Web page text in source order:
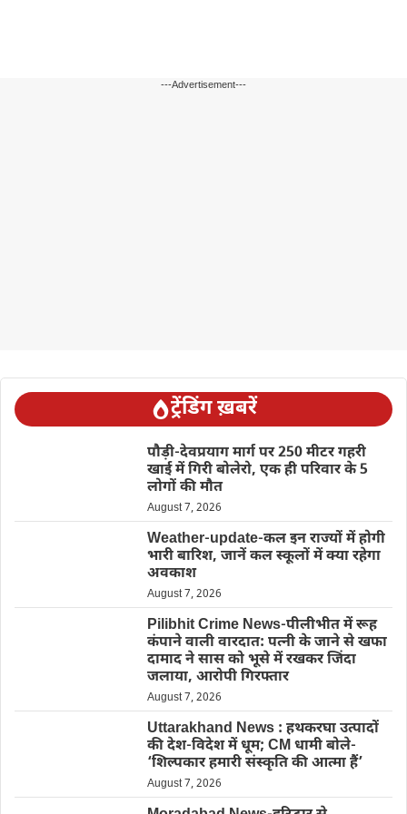
---Advertisement---
ट्रेंडिंग ख़बरें
पौड़ी-देवप्रयाग मार्ग पर 250 मीटर गहरी
खाई में गिरी बोलेरो, एक ही परिवार के 5
लोगों की मौत
August 7, 2026
Weather-update-कल इन राज्यों में होगी
भारी बारिश, जानें कल स्कूलों में क्या रहेगा
अवकाश
August 7, 2026
Pilibhit Crime News-पीलीभीत में रूह
कंपाने वाली वारदात: पत्नी के जाने से खफा
दामाद ने सास को भूसे में रखकर जिंदा
जलाया, आरोपी गिरफ्तार
August 7, 2026
Uttarakhand News : हथकरघा उत्पादों
की देश-विदेश में धूम; CM धामी बोले-
‘शिल्पकार हमारी संस्कृति की आत्मा हैं’
August 7, 2026